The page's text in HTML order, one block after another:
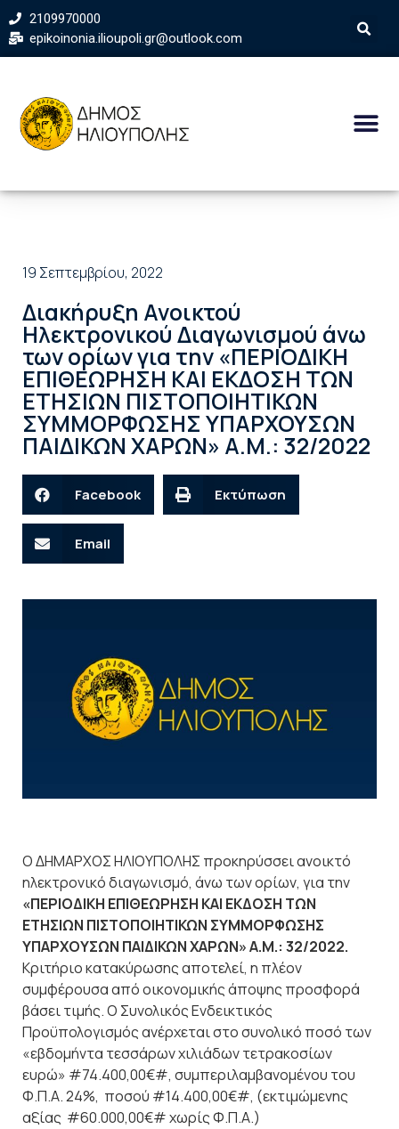
2109970000
epikoinonia.ilioupoli.gr@outlook.com
19 Σεπτεμβρίου, 2022
Διακήρυξη Ανοικτού
Ηλεκτρονικού Διαγωνισμού άνω
των ορίων για την «ΠΕΡΙΟΔΙΚΗ
ΕΠΙΘΕΩΡΗΣΗ ΚΑΙ ΕΚΔΟΣΗ ΤΩΝ
ΕΤΗΣΙΩΝ ΠΙΣΤΟΠΟΙΗΤΙΚΩΝ
ΣΥΜΜΟΡΦΩΣΗΣ ΥΠΑΡΧΟΥΣΩΝ
ΠΑΙΔΙΚΩΝ ΧΑΡΩΝ» Α.Μ.: 32/2022
Facebook Εκτύπωση
Email
Ο ΔΗΜΑΡΧΟΣ ΗΛΙΟΥΠΟΛΗΣ προκηρύσσει ανοικτό
ηλεκτρονικό διαγωνισμό, άνω των ορίων, για την
«ΠΕΡΙΟΔΙΚΗ ΕΠΙΘΕΩΡΗΣΗ ΚΑΙ ΕΚΔΟΣΗ ΤΩΝ
ΕΤΗΣΙΩΝ ΠΙΣΤΟΠΟΙΗΤΙΚΩΝ ΣΥΜΜΟΡΦΩΣΗΣ
ΥΠΑΡΧΟΥΣΩΝ ΠΑΙΔΙΚΩΝ ΧΑΡΩΝ» Α.Μ.: 32/2022.
Κριτήριο κατακύρωσης αποτελεί, η πλέον
συμφέρουσα από οικονομικής άποψης προσφορά
βάσει τιμής. Ο Συνολικός Ενδεικτικός
Προϋπολογισμός ανέρχεται στο συνολικό ποσό των
«εβδομήντα τεσσάρων χιλιάδων τετρακοσίων
ευρώ» #74.400,00€#, συμπεριλαμβανομένου του
Φ.Π.Α. 24%, ποσού #14.400,00€#, (εκτιμώμενης
αξίας #60.000,00€# χωρίς Φ.Π.Α.)